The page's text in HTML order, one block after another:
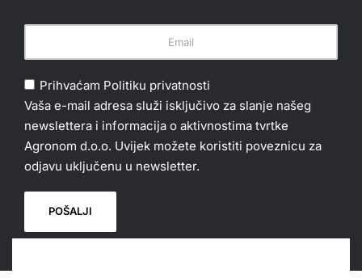
Prihvaćam Politiku privatnosti
Vaša e-mail adresa služi isključivo za slanje našeg
newslettera i informacija o aktivnostima tvrtke
Agronom d.o.o. Uvijek možete koristiti poveznicu za
odjavu uključenu u newsletter.